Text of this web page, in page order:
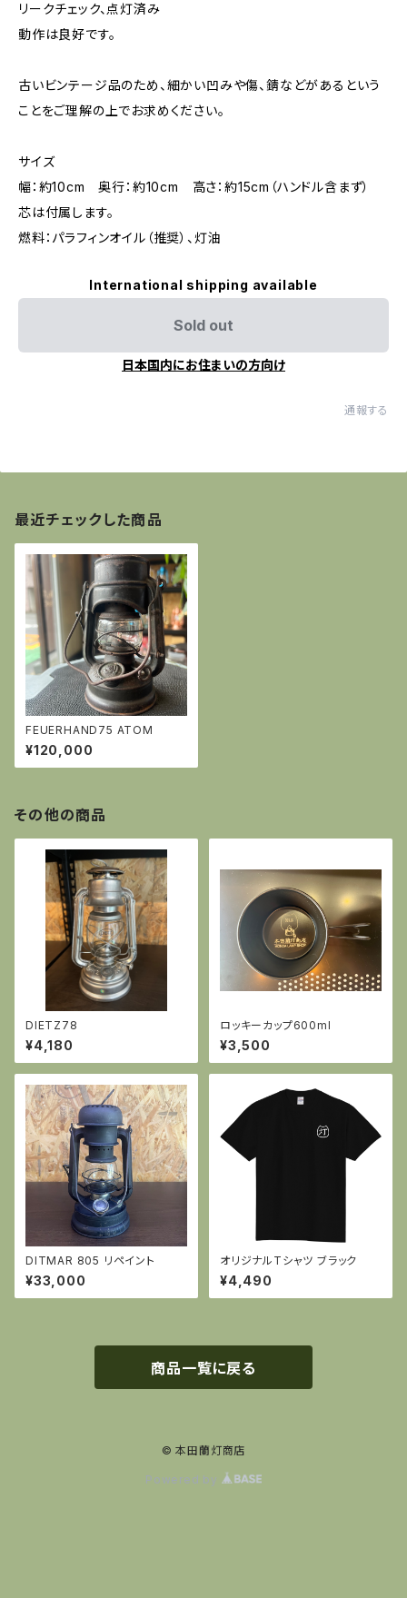
リークチェック、点灯済み
動作は良好です。
古いビンテージ品のため、細かい凹みや傷、錆などがあるという
ことをご理解の上でお求めください。
サイズ
幅：約10cm 奥行：約10cm 高さ：約15cm（ハンドル含まず）
芯は付属します。
燃料：パラフィンオイル（推奨）、灯油
International shipping available
Sold out
日本国内にお住まいの方向け
通報する
最近チェックした商品
FEUERHAND75 ATOM
¥120,000
その他の商品
DIETZ78
¥4,180
ロッキーカップ600ml
¥3,500
DITMAR 805 リペイント
¥33,000
オリジナルTシャツ ブラック
¥4,490
商品一覧に戻る
© 本田蘭灯商店
Powered by